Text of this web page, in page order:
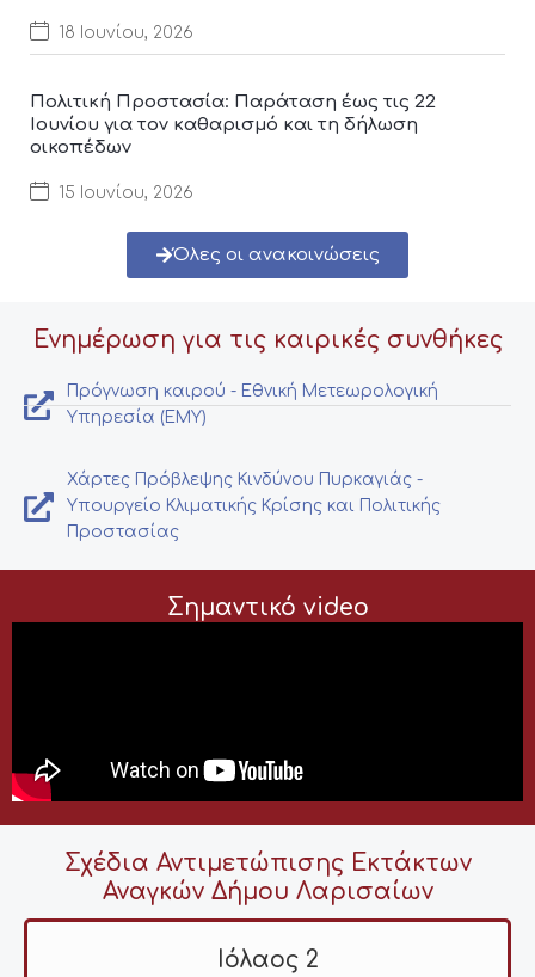
18 Ιουνίου, 2026
Πολιτική Προστασία: Παράταση έως τις 22
Ιουνίου για τον καθαρισμό και τη δήλωση
οικοπέδων
15 Ιουνίου, 2026
Όλες οι ανακοινώσεις
Ενημέρωση για τις καιρικές συνθήκες
Πρόγνωση καιρού - Εθνική Μετεωρολογική
Υπηρεσία (ΕΜΥ)
Χάρτες Πρόβλεψης Κινδύνου Πυρκαγιάς -
Υπουργείο Κλιματικής Κρίσης και Πολιτικής
Προστασίας
Σημαντικό video
Σχέδια Αντιμετώπισης Εκτάκτων
Αναγκών Δήμου Λαρισαίων
Ιόλαος 2